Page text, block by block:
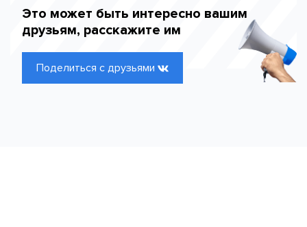
Это может быть интересно вашим
друзьям, расскажите им
Поделиться с друзьями